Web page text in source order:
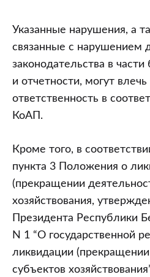
Указанные нарушения, а
связанные с нарушением
законодательства в части
и отчетности, могут
ответственность в
КоАП.
Кроме того, в
пункта 3 Положения о
(прекращении
хозяйствования,
Президента Республики
N 1 “О государственной
ликвидации
субъектов